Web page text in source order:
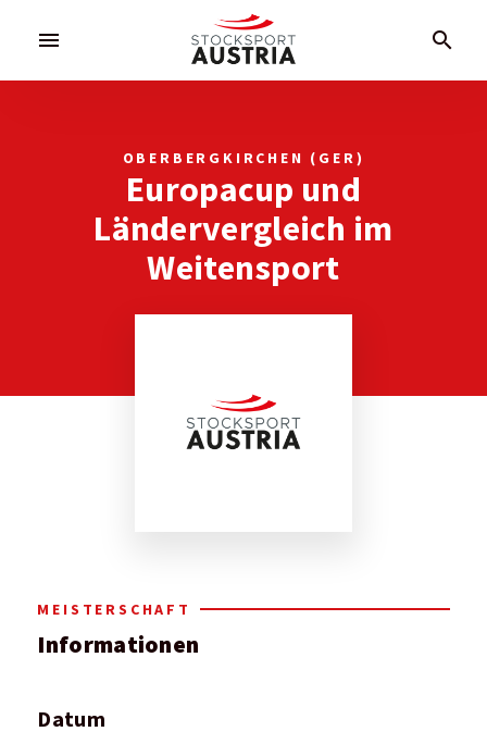
menu search
OBERBERGKIRCHEN (GER)
Europacup und
Ländervergleich im
Weitensport
MEISTERSCHAFT
Informationen
Datum